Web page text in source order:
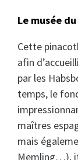
Le musée
Cette
afin
par les
temps, le
maîtres
mais
Memling…),